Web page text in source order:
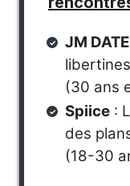
JM DATE
(30 ans
Spiice :
des
(18-30